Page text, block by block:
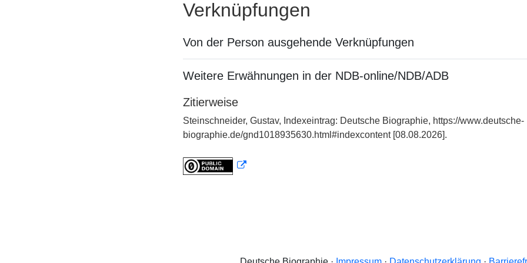
Verknüpfungen
Von der Person ausgehende Verknüpfungen
Weitere Erwähnungen in der NDB-online/NDB/ADB
Zitierweise
Steinschneider, Gustav, Indexeintrag: Deutsche Biographie, https://www.deutsche-
biographie.de/gnd1018935630.html#indexcontent [08.08.2026].